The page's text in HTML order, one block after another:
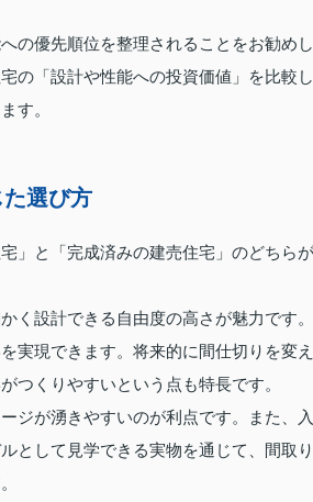
の優先順位を整理されることをお勧めし
の「設計や性能への投資価値」を比較し
す。
選び方
」と「完成済みの建売住宅」のどちらが
く設計できる自由度の高さが魅力です。
実現できます。将来的に間仕切りを変え
つくりやすいという点も特長です。
ジが湧きやすいのが利点です。また、入
として見学できる実物を通じて、間取り